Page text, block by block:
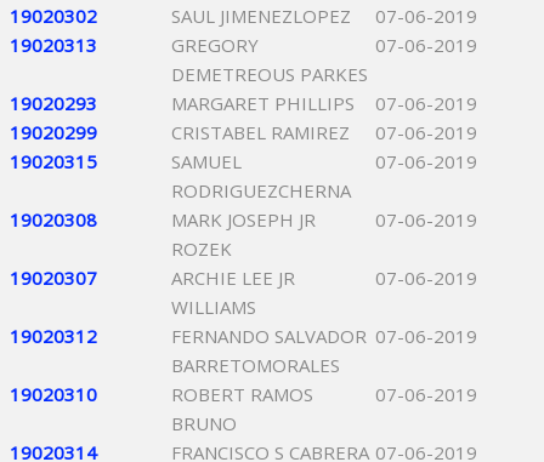
19020302 SAUL JIMENEZLOPEZ
07-06-2019
19020313
GREGORY
DEMETREOUS PARKES
07-06-2019
19020293 MARGARET PHILLIPS
07-06-2019
19020299
CRISTABEL RAMIREZ
07-06-2019
19020315
SAMUEL
RODRIGUEZCHERNA
07-06-2019
19020308
MARK JOSEPH JR
ROZEK
07-06-2019
19020307
ARCHIE LEE JR
WILLIAMS
07-06-2019
19020312
FERNANDO SALVADOR
BARRETOMORALES
07-06-2019
19020310
ROBERT RAMOS
BRUNO
07-06-2019
19020314 FRANCISCO S CABRERA 07-06-2019